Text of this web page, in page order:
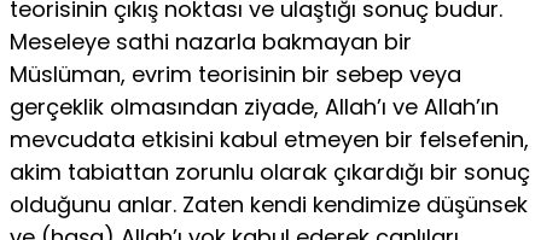
teorisinin çıkış noktası ve ulaştığı sonuç budur.
Meseleye sathi nazarla bakmayan bir
Müslüman, evrim teorisinin bir sebep veya
gerçeklik olmasından ziyade, Allah’ı ve Allah’ın
mevcudata etkisini kabul etmeyen bir felsefenin,
akim tabiattan zorunlu olarak çıkardığı bir sonuç
olduğunu anlar. Zaten kendi kendimize düşünsek